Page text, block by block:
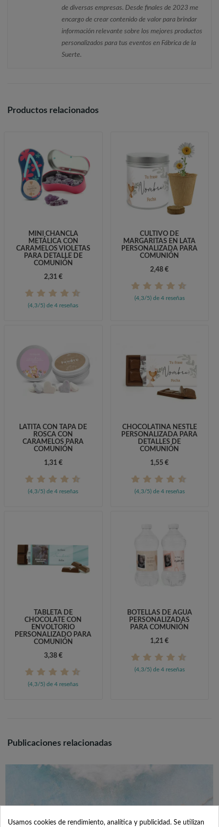
de diversas empresas. Desde finales de 2023 me
encargo de crear contenido de valor para brindar
información relevante sobre los mejores productos
personalizados para tus eventos en Fábrica de la
Suerte.
Productos relacionados
MINI CHANCLA
METÁLICA CON
CARAMELOS VIOLETAS
PARA DETALLE DE
COMUNIÓN
2,31 €
(4,3/5) de 4 reseñas
CULTIVO DE
MARGARITAS EN LATA
PERSONALIZADA PARA
COMUNIÓN
2,48 €
(4,3/5) de 4 reseñas
LATITA CON TAPA DE
ROSCA CON
CARAMELOS PARA
COMUNIÓN
1,31 €
(4,3/5) de 4 reseñas
CHOCOLATINA NESTLÉ
PERSONALIZADA PARA
DETALLES DE
COMUNIÓN
1,55 €
(4,3/5) de 4 reseñas
TABLETA DE
CHOCOLATE CON
ENVOLTORIO
PERSONALIZADO PARA
COMUNIÓN
3,38 €
(4,3/5) de 4 reseñas
BOTELLAS DE AGUA
PERSONALIZADAS
PARA COMUNIÓN
1,21 €
(4,3/5) de 4 reseñas
Publicaciones relacionadas
Usamos cookies de rendimiento, analítica y publicidad. Se utilizan